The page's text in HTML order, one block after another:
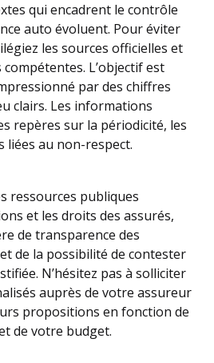
qui encadrent le contrôle
auto évoluent. Pour éviter
les sources officielles et
L’objectif est
par des chiffres
clairs. Les informations
repères sur la périodicité, les
liées au non-respect.
ressources publiques
et les droits des assurés,
de transparence des
de la possibilité de contester
N’hésitez pas à solliciter
auprès de votre assureur
propositions en fonction de
de votre budget.